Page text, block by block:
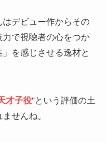
デビュー作からその
で視聴者の心をつか
を感じさせる逸材と
才子役”という評価の土
せんね。